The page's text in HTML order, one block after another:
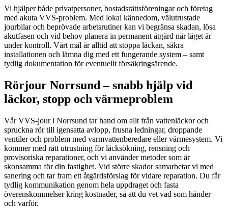
Vi hjälper både privatpersoner, bostadsrättsföreningar och företag
med akuta VVS-problem. Med lokal kännedom, välutrustade
jourbilar och beprövade arbetsrutiner kan vi begränsa skadan, lösa
akutfasen och vid behov planera in permanent åtgärd när läget är
under kontroll. Vårt mål är alltid att stoppa läckan, säkra
installationen och lämna dig med ett fungerande system – samt
tydlig dokumentation för eventuellt försäkringsärende.
Rörjour Norrsund – snabb hjälp vid
läckor, stopp och värmeproblem
Vår VVS-jour i Norrsund tar hand om allt från vattenläckor och
spruckna rör till igensatta avlopp, frusna ledningar, droppande
ventiler och problem med varmvattenberedare eller värmesystem. Vi
kommer med rätt utrustning för läcksökning, rensning och
provisoriska reparationer, och vi använder metoder som är
skonsamma för din fastighet. Vid större skador samarbetar vi med
sanering och tar fram ett åtgärdsförslag för vidare reparation. Du får
tydlig kommunikation genom hela uppdraget och fasta
överenskommelser kring kostnader, så att du vet vad som händer
och varför.